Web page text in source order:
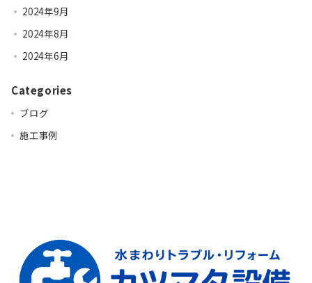
2024年9月
2024年8月
2024年6月
Categories
ブログ
施工事例